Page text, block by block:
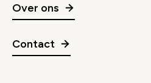
Over ons
Contact